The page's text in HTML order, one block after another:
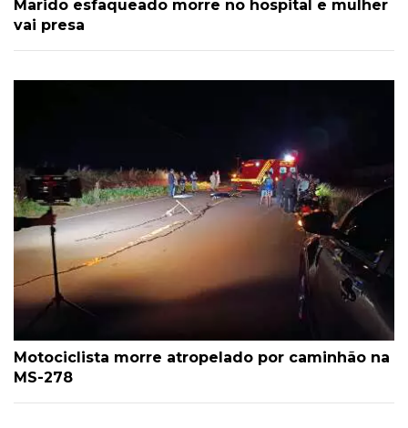
Marido esfaqueado morre no hospital e mulher
vai presa
Motociclista morre atropelado por caminhão na
MS-278